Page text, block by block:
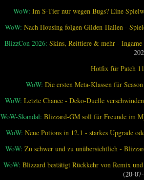
WoW: Im S-Tier nur wegen Bugs? Eine
WoW: Nach Housing folgen Gilden-Hallen -
BlizzCon 2026: Skins, Reittiere & mehr -
Hotfix für Patch
WoW: Die ersten Meta-Klassen für
WoW: Letzte Chance - Deko-Duelle
WoW-Skandal: Blizzard-GM soll für Freunde im
WoW:Neue Potions in 12.1 - starkes Upgrade
WoW: Zu schwer und zu unübersichtlich -
WoW: Blizzard bestätigt Rückkehr von Remix
(20-